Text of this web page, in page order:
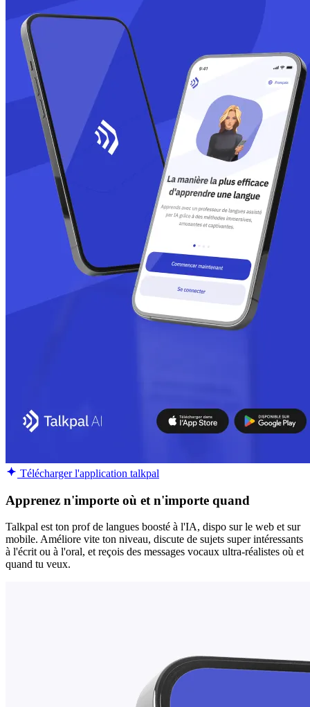
Télécharger l'application talkpal
Apprenez n'importe où et n'importe quand
Talkpal est ton prof de langues boosté à l'IA, dispo sur le web et sur
mobile. Améliore vite ton niveau, discute de sujets super intéressants
à l'écrit ou à l'oral, et reçois des messages vocaux ultra-réalistes où et
quand tu veux.